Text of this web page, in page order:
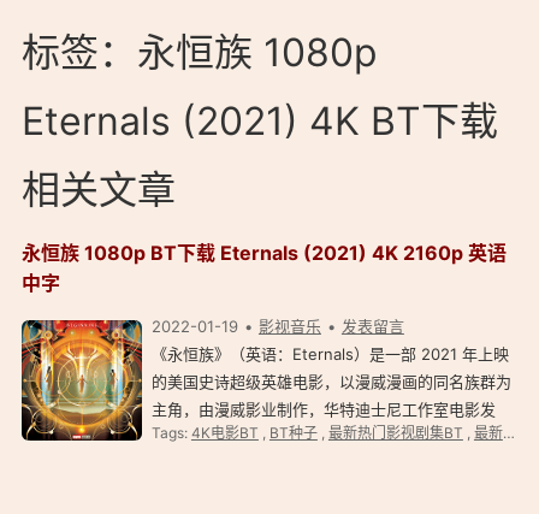
标签：永恒族 1080p
Eternals (2021) 4K BT下载
相关文章
永恒族 1080p BT下载 Eternals (2021) 4K 2160p 英语
中字
2022-01-19 影视音乐
发表留言
《永恒族》（英语：Eternals）是一部 2021 年上映
的美国史诗超级英雄电影，以漫威漫画的同名族群为
主角，由漫威影业制作，华特迪士尼工作室电影发
行。影片为 “漫威电影宇宙” 的第 26 部电影作品，属
Tags: 4K电影BT , BT种子, 最新热门影视剧集BT , 最新电影